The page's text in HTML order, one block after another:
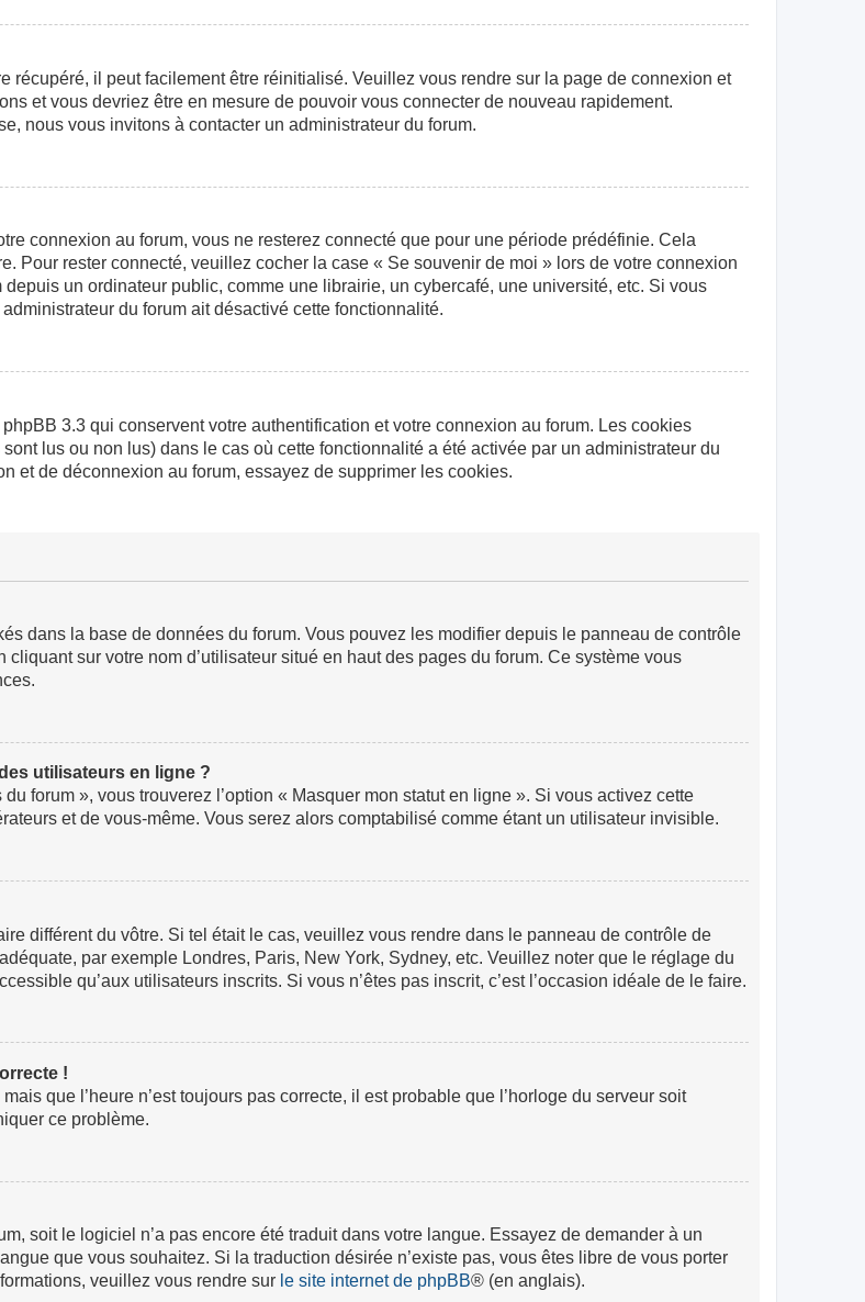
récupéré, il peut facilement être réinitialisé. Veuillez vous rendre sur la page de connexion et
et vous devriez être en mesure de pouvoir vous connecter de nouveau rapidement.
nous vous invitons à contacter un administrateur du forum.
connexion au forum, vous ne resterez connecté que pour une période prédéfinie. Cela
Pour rester connecté, veuillez cocher la case « Se souvenir de moi » lors de votre connexion
un ordinateur public, comme une librairie, un cybercafé, une université, etc. Si vous
du forum ait désactivé cette fonctionnalité.
3.3 qui conservent votre authentification et votre connexion au forum. Les cookies
lus ou non lus) dans le cas où cette fonctionnalité a été activée par un administrateur du
et de déconnexion au forum, essayez de supprimer les cookies.
dans la base de données du forum. Vous pouvez les modifier depuis le panneau de contrôle
sur votre nom d’utilisateur situé en haut des pages du forum. Ce système vous
utilisateurs en ligne ?
forum », vous trouverez l’option « Masquer mon statut en ligne ». Si vous activez cette
et de vous-même. Vous serez alors comptabilisé comme étant un utilisateur invisible.
différent du vôtre. Si tel était le cas, veuillez vous rendre dans le panneau de contrôle de
par exemple Londres, Paris, New York, Sydney, etc. Veuillez noter que le réglage du
qu’aux utilisateurs inscrits. Si vous n’êtes pas inscrit, c’est l’occasion idéale de le faire.
!
que l’heure n’est toujours pas correcte, il est probable que l’horloge du serveur soit
ce problème.
soit le logiciel n’a pas encore été traduit dans votre langue. Essayez de demander à un
que vous souhaitez. Si la traduction désirée n’existe pas, vous êtes libre de vous porter
veuillez vous rendre sur le site internet de phpBB® (en anglais).